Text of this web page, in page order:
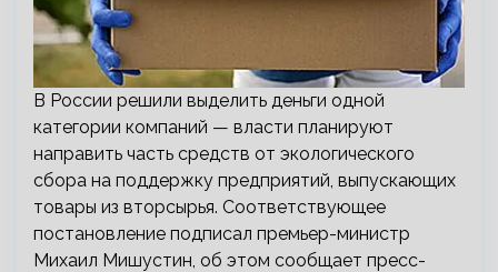
В России решили выделить деньги одной
категории компаний — власти планируют
направить часть средств от экологического
сбора на поддержку предприятий, выпускающих
товары из вторсырья. Соответствующее
постановление подписал премьер-министр
Михаил Мишустин, об этом сообщает пресс-